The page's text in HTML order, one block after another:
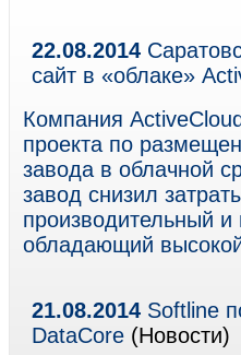
22.08.2014
сайт в «облаке»
Компания
проекта по
завода в облачной
завод снизил
производительный
обладающий
21.08.2014 Softline
DataСore (Новости)